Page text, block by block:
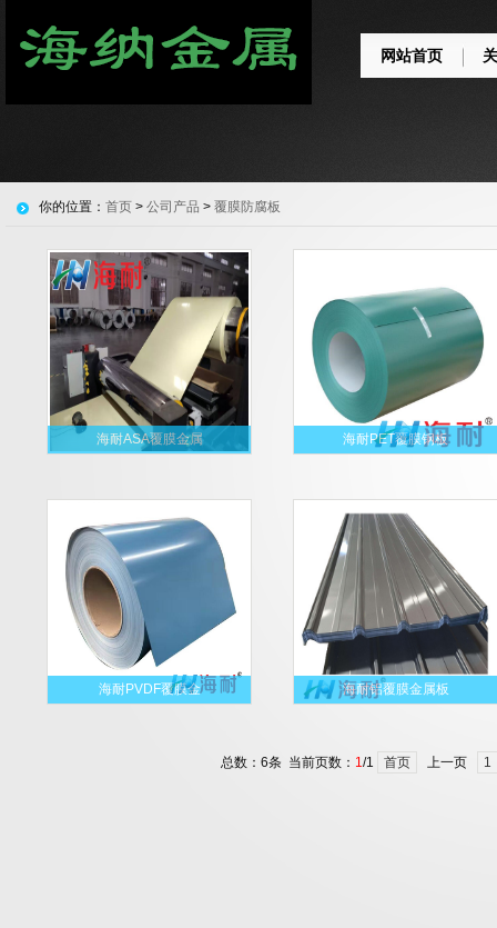
网站首页
你的位置： 首页 > 公司产品 > 覆膜防腐板
海耐ASA覆膜金属 海耐PET覆膜钢板
海耐PVDF覆膜金 海耐铝覆膜金属板
总数：6条 当前页数： 1/1 首页 上一页 1